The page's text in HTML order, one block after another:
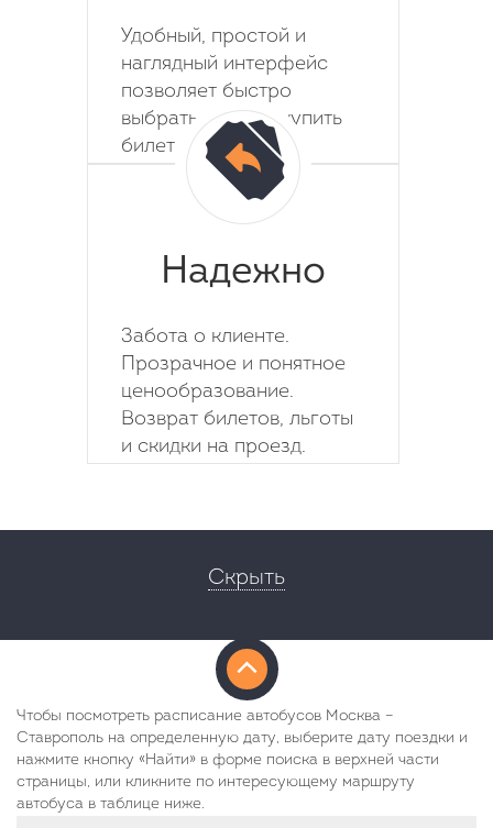
Удобный, простой и
наглядный интерфейс
позволяет быстро
выбрать место и купить
билет на автобус.
Надежно
Забота о клиенте.
Прозрачное и понятное
ценообразование.
Возврат билетов, льготы
и скидки на проезд.
Скрыть
Чтобы посмотреть расписание автобусов Москва –
Ставрополь на определенную дату, выберите дату поездки и
нажмите кнопку «Найти» в форме поиска в верхней части
страницы, или кликните по интересующему маршруту
автобуса в таблице ниже.